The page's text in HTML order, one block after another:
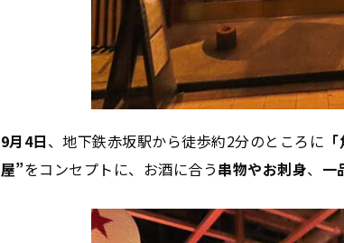
9月4日、地下鉄赤坂駅から徒歩約2分のところに
屋”をコンセプトに、お酒に合う串物やお刺身、 一